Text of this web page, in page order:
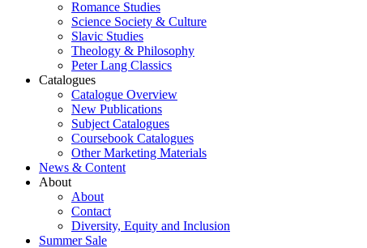
Romance Studies
Science Society & Culture
Slavic Studies
Theology & Philosophy
Peter Lang Classics
Catalogues
Catalogue Overview
New Publications
Subject Catalogues
Coursebook Catalogues
Other Marketing Materials
News & Content
About
About
Contact
Diversity, Equity and Inclusion
Summer Sale